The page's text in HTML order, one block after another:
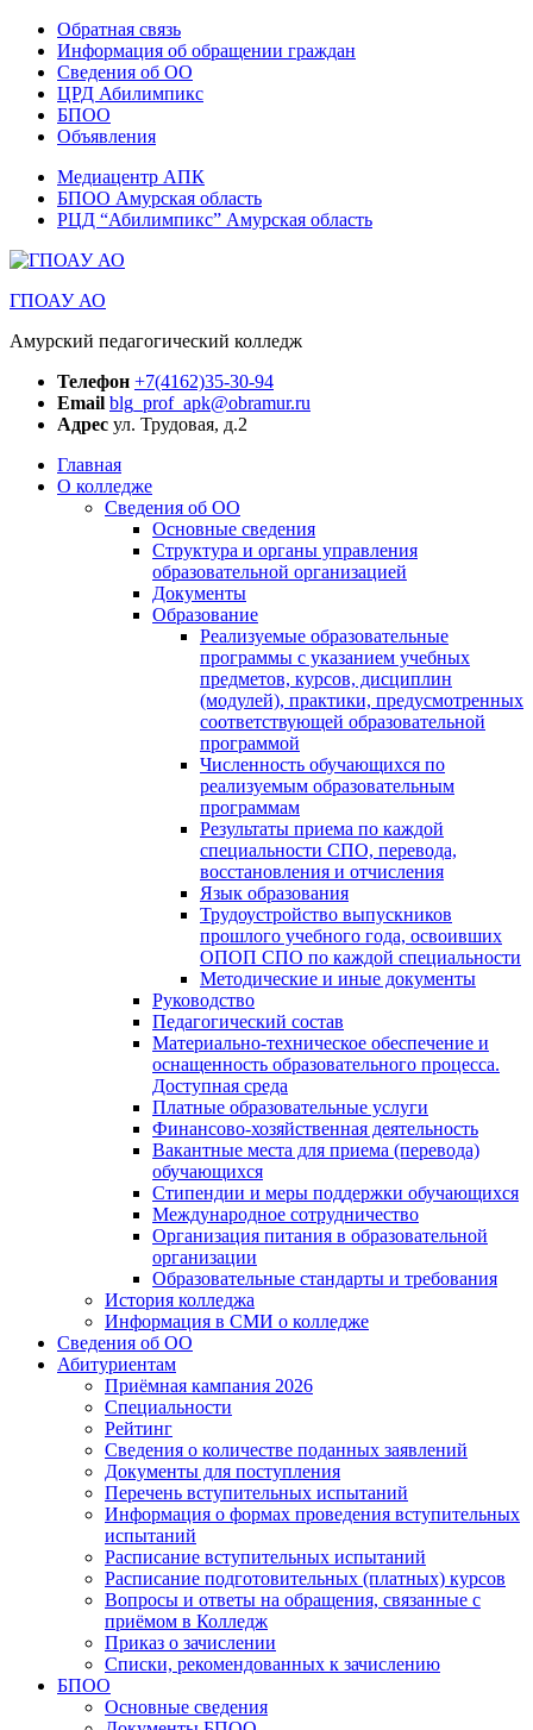
Обратная связь
Информация об обращении граждан
Сведения об ОО
ЦРД Абилимпикс
БПОО
Объявления
Медиацентр АПК
БПОО Амурская область
РЦД “Абилимпикс” Амурская область
ГПОАУ АО
Амурский педагогический колледж
Телефон +7(4162)35-30-94
Email blg_prof_apk@obramur.ru
Адрес ул. Трудовая, д.2
Главная
О колледже
Сведения об ОО
Основные сведения
Структура и органы управления
образовательной организацией
Документы
Образование
Реализуемые образовательные
программы с указанием учебных
предметов, курсов, дисциплин
(модулей), практики, предусмотренных
соответствующей образовательной
программой
Численность обучающихся по
реализуемым образовательным
программам
Результаты приема по каждой
специальности СПО, перевода,
восстановления и отчисления
Язык образования
Трудоустройство выпускников
прошлого учебного года, освоивших
ОПОП СПО по каждой специальности
Методические и иные документы
Руководство
Педагогический состав
Материально-техническое обеспечение и
оснащенность образовательного процесса.
Доступная среда
Платные образовательные услуги
Финансово-хозяйственная деятельность
Вакантные места для приема (перевода)
обучающихся
Стипендии и меры поддержки обучающихся
Международное сотрудничество
Организация питания в образовательной
организации
Образовательные стандарты и требования
История колледжа
Информация в СМИ о колледже
Сведения об ОО
Абитуриентам
Приёмная кампания 2026
Специальности
Рейтинг
Сведения о количестве поданных заявлений
Документы для поступления
Перечень вступительных испытаний
Информация о формах проведения вступительных
испытаний
Расписание вступительных испытаний
Расписание подготовительных (платных) курсов
Вопросы и ответы на обращения, связанные с
приёмом в Колледж
Приказ о зачислении
Списки, рекомендованных к зачислению
БПОО
Основные сведения